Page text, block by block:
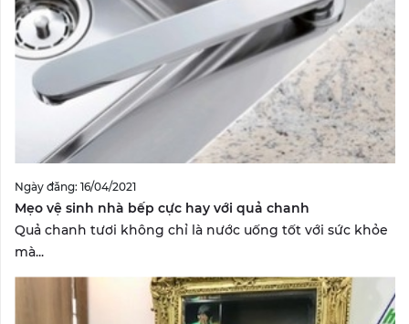
Ngày đăng: 16/04/2021
Mẹo vệ sinh nhà bếp cực hay với quả chanh
Quả chanh tươi không chỉ là nước uống tốt với sức khỏe
mà...